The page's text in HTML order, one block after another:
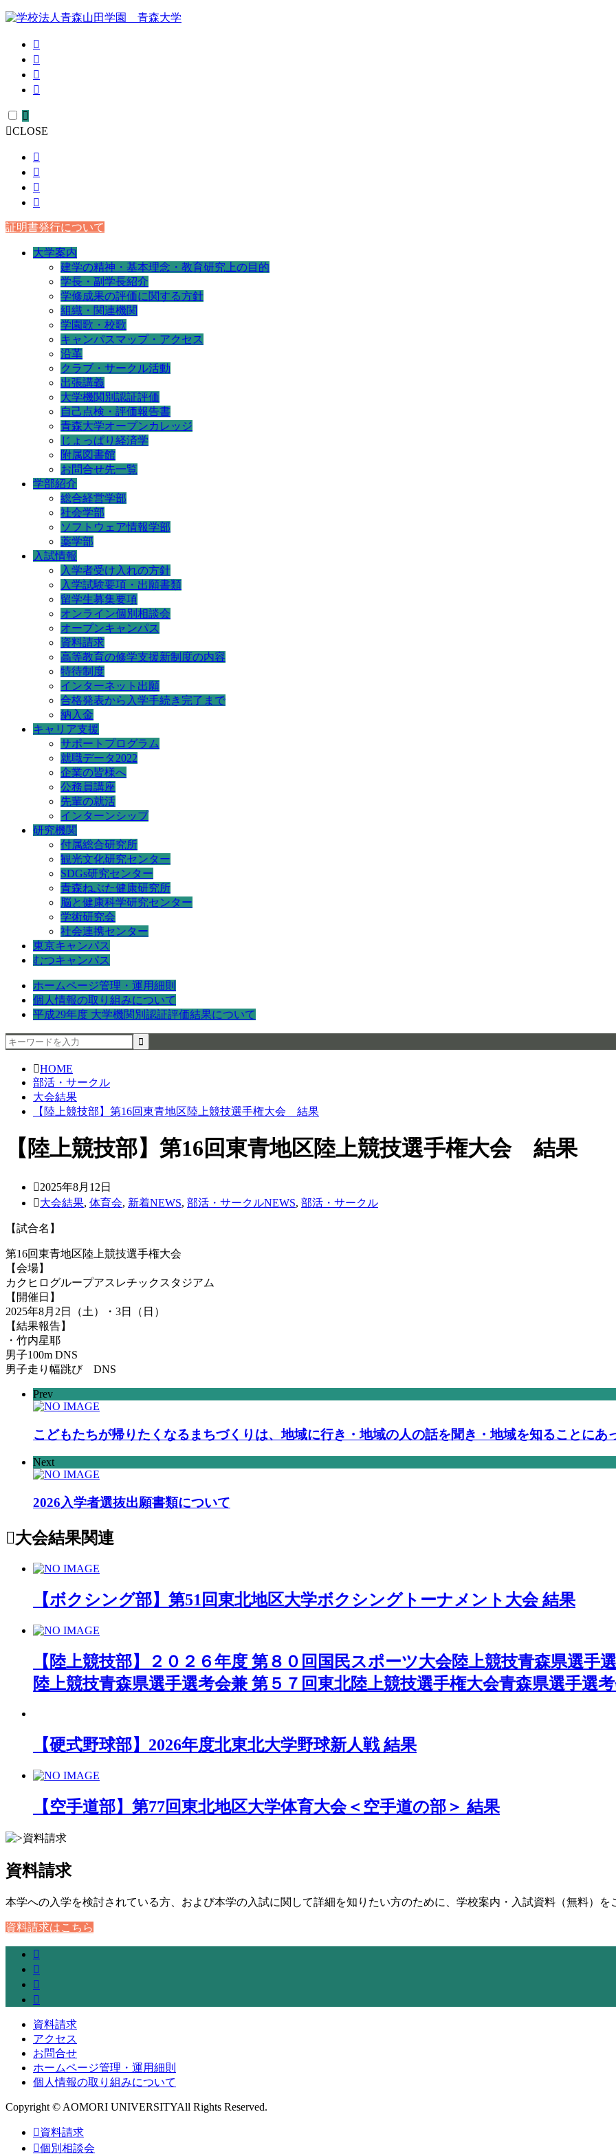
CLOSE
証明書発行について
大学案内
建学の精神・基本理念・教育研究上の目的
学長・副学長紹介
学修成果の評価に関する方針
組織・関連機関
学園歌・校歌
キャンパスマップ・アクセス
沿革
クラブ・サークル活動
出張講義
大学機関別認証評価
自己点検・評価報告書
青森大学オープンカレッジ
じょっぱり経済学
附属図書館
お問合せ先一覧
学部紹介
総合経営学部
社会学部
ソフトウェア情報学部
薬学部
入試情報
入学者受け入れの方針
入学試験要項・出願書類
留学生募集要項
オンライン個別相談会
オープンキャンパス
資料請求
高等教育の修学支援新制度の内容
特待制度
インターネット出願
合格発表から入学手続き完了まで
納入金
キャリア支援
サポートプログラム
就職データ2022
企業の皆様へ
公務員講座
先輩の就活
インターンシップ
研究機関
付属総合研究所
観光文化研究センター
SDGs研究センター
青森ねぶた健康研究所
脳と健康科学研究センター
学術研究会
社会連携センター
東京キャンパス
むつキャンパス
ホームページ管理・運用細則
個人情報の取り組みについて
平成29年度 大学機関別認証評価結果について
HOME
部活・サークル
大会結果
【陸上競技部】第16回東青地区陸上競技選手権大会 結果
【陸上競技部】第16回東青地区陸上競技選手権大会 結果
2025年8月12日
大会結果, 体育会, 新着NEWS, 部活・サークルNEWS, 部活・サークル
【試合名】
第16回東青地区陸上競技選手権大会
【会場】
カクヒログループアスレチックスタジアム
【開催日】
2025年8月2日（土）・3日（日）
【結果報告】
・竹内星耶
男子100m DNS
男子走り幅跳び DNS
Prev
こどもたちが帰りたくなるまちづくりは、地域に行き・地域の人の話を聞き・地域を知ることにあ
Next
2026入学者選抜出願書類について
大会結果関連
【ボクシング部】第51回東北地区大学ボクシングトーナメント大会 結果
【陸上競技部】２０２６年度 第８０回国民スポーツ大会陸上競技青森県選手
陸上競技青森県選手選考会兼 第５７回東北陸上競技選手権大会青森県選手選
【硬式野球部】2026年度北東北大学野球新人戦 結果
【空手道部】第77回東北地区大学体育大会＜空手道の部＞ 結果
資料請求
本学への入学を検討されている方、および本学の入試に関して詳細を知りたい方のために、学校案内・入試資料（無料）を
資料請求はこちら
資料請求
アクセス
お問合せ
ホームページ管理・運用細則
個人情報の取り組みについて
Copyright © AOMORI UNIVERSITYAll Rights Reserved.
資料請求
個別相談会